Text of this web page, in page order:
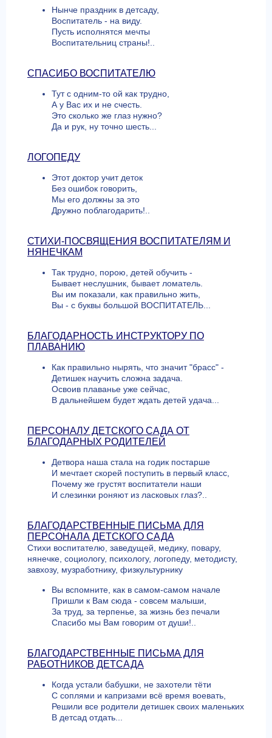
Нынче праздник в детсаду,
Воспитатель - на виду.
Пусть исполнятся мечты
Воспитательниц страны!..
СПАСИБО ВОСПИТАТЕЛЮ
Тут с одним-то ой как трудно,
А у Вас их и не счесть.
Это сколько же глаз нужно?
Да и рук, ну точно шесть...
ЛОГОПЕДУ
Этот доктор учит деток
Без ошибок говорить,
Мы его должны за это
Дружно поблагодарить!..
СТИХИ-ПОСВЯЩЕНИЯ ВОСПИТАТЕЛЯМ И
НЯНЕЧКАМ
Так трудно, порою, детей обучить -
Бывает неслушник, бывает ломатель.
Вы им показали, как правильно жить,
Вы - с буквы большой ВОСПИТАТЕЛЬ...
БЛАГОДАРНОСТЬ ИНСТРУКТОРУ ПО
ПЛАВАНИЮ
Как правильно нырять, что значит "брасс" -
Детишек научить сложна задача.
Освоив плаванье уже сейчас,
В дальнейшем будет ждать детей удача...
ПЕРСОНАЛУ ДЕТСКОГО САДА ОТ
БЛАГОДАРНЫХ РОДИТЕЛЕЙ
Детвора наша стала на годик постарше
И мечтает скорей поступить в первый класс,
Почему же грустят воспитатели наши
И слезинки роняют из ласковых глаз?..
БЛАГОДАРСТВЕННЫЕ ПИСЬМА ДЛЯ
ПЕРСОНАЛА ДЕТСКОГО САДА
Стихи воспитателю, заведущей, медику, повару,
нянечке, социологу, психологу, логопеду, методисту,
завхозу, музработнику, физкультурнику
Вы вспомните, как в самом-самом начале
Пришли к Вам сюда - совсем малыши,
За труд, за терпенье, за жизнь без печали
Спасибо мы Вам говорим от души!..
БЛАГОДАРСТВЕННЫЕ ПИСЬМА ДЛЯ
РАБОТНИКОВ ДЕТСАДА
Когда устали бабушки, не захотели тёти
С соплями и капризами всё время воевать,
Решили все родители детишек своих маленьких
В детсад отдать...